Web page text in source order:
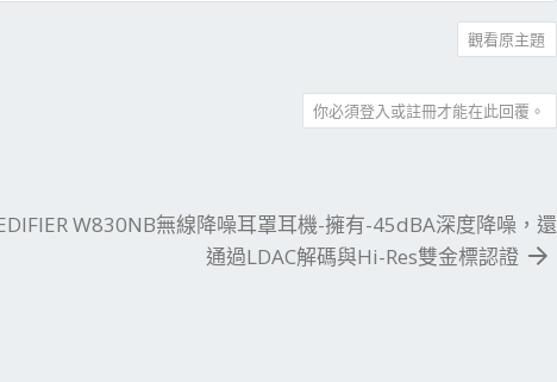
觀看原主題
你必須登入或註冊才能在此回覆。
W830NB無線降噪耳罩耳機-擁有-45dBA深度降噪，還
通過LDAC解碼與Hi-Res雙金標認證